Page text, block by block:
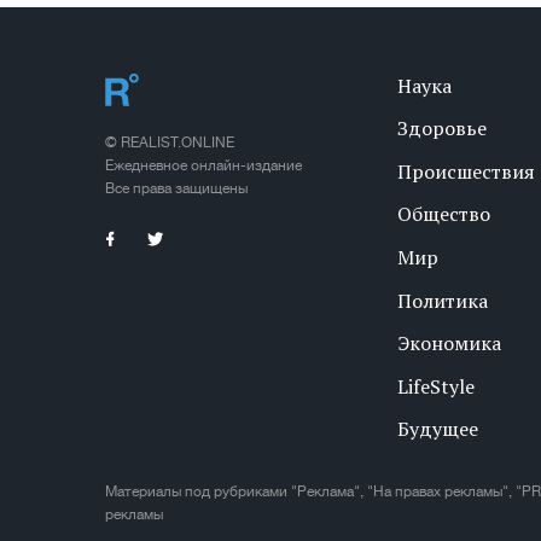
© REALIST.ONLINE
Ежедневное онлайн-издание
Все права защищены
Наука
Здоровье
Происшествия
Общество
Мир
Политика
Экономика
LifeStyle
Будущее
Материалы под рубриками "Реклама", "На правах рекламы",
рекламы